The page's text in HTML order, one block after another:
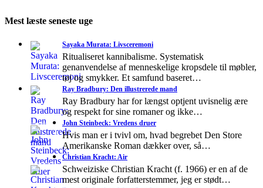
Mest læste seneste uge
Sayaka Murata: Livsceremoni
Ritualiseret kannibalisme. Systematisk
genanvendelse af menneskelige kropsdele til møbler,
tøj og smykker. Et samfund baseret…
Ray Bradbury: Den illustrerede mand
Ray Bradbury har for længst optjent uvisnelig ære
og respekt for sine romaner og ikke…
John Steinbeck: Vredens druer
Hvis man er i tvivl om, hvad begrebet Den Store
Amerikanske Roman dækker over, så…
Christian Kracht: Air
Schweiziske Christian Kracht (f. 1966) er en af de
mest originale forfatterstemmer, jeg er stødt…